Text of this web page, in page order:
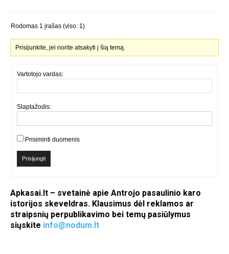
Rodomas 1 įrašas (viso: 1)
Prisijunkite, jei norite atsakyti į šią temą.
Vartotojo vardas:
Slaptažodis:
Prisiminti duomenis
Prisijungti
Apkasai.lt – svetainė apie Antrojo pasaulinio karo
istorijos skeveldras. Klausimus dėl reklamos ar
straipsnių perpublikavimo bei temų pasiūlymus
siųskite info@nodum.lt